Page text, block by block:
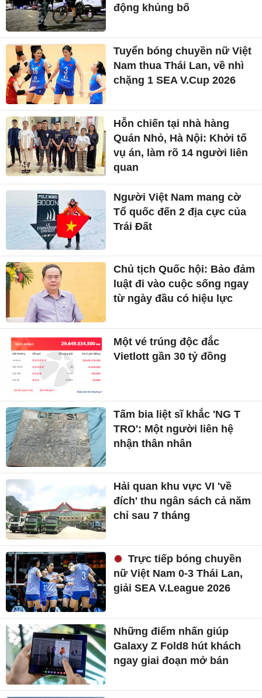
động khủng bố
Tuyển bóng chuyền nữ Việt
Nam thua Thái Lan, về nhì
chặng 1 SEA V.Cup 2026
Hỗn chiến tại nhà hàng
Quán Nhỏ, Hà Nội: Khởi tố
vụ án, làm rõ 14 người liên
quan
Người Việt Nam mang cờ
Tổ quốc đến 2 địa cực của
Trái Đất
Chủ tịch Quốc hội: Bảo đảm
luật đi vào cuộc sống ngay
từ ngày đầu có hiệu lực
Một vé trúng độc đắc
Vietlott gần 30 tỷ đồng
Tấm bia liệt sĩ khắc 'NG T
TRO': Một người liên hệ
nhận thân nhân
Hải quan khu vực VI 'về
đích' thu ngân sách cả năm
chỉ sau 7 tháng
Trực tiếp bóng chuyền
nữ Việt Nam 0-3 Thái Lan,
giải SEA V.League 2026
Những điểm nhấn giúp
Galaxy Z Fold8 hút khách
ngay giai đoạn mở bán